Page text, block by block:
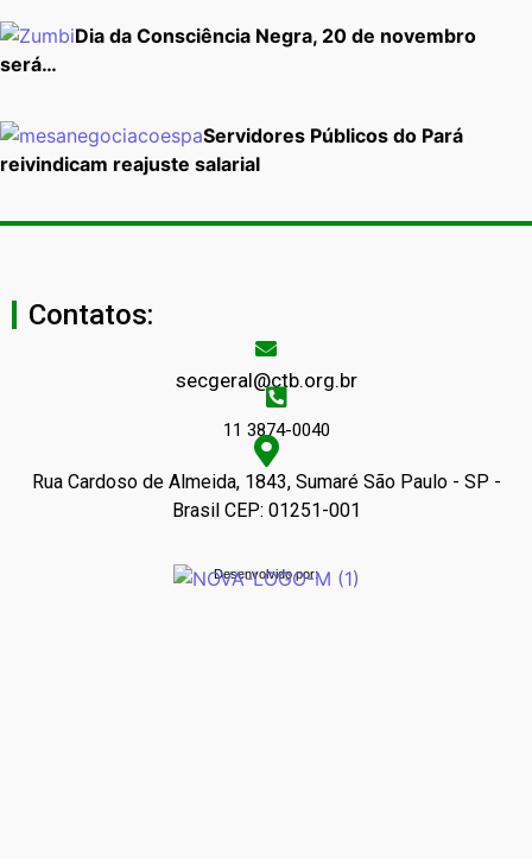
Dia da Consciência Negra, 20 de novembro
será…
Servidores Públicos do Pará
reivindicam reajuste salarial
Contatos:
secgeral@ctb.org.br
11 3874-0040
Rua Cardoso de Almeida, 1843, Sumaré São Paulo - SP -
Brasil CEP: 01251-001
Desenvolvido por: